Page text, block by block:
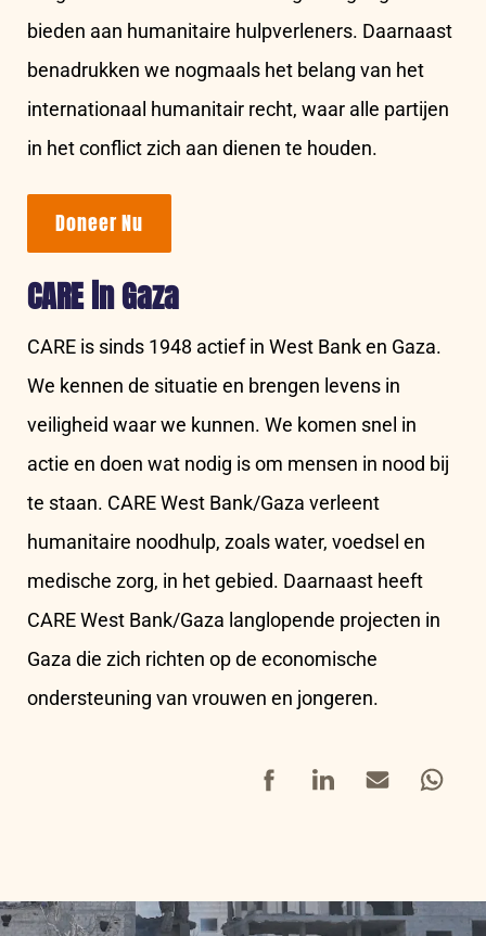
bieden aan humanitaire hulpverleners. Daarnaast
benadrukken we nogmaals het belang van het
internationaal humanitair recht, waar alle partijen
in het conflict zich aan dienen te houden.
Doneer Nu
CARE in Gaza
CARE is sinds 1948 actief in West Bank en Gaza.
We kennen de situatie en brengen levens in
veiligheid waar we kunnen. We komen snel in
actie en doen wat nodig is om mensen in nood bij
te staan. CARE West Bank/Gaza verleent
humanitaire noodhulp, zoals water, voedsel en
medische zorg, in het gebied. Daarnaast heeft
CARE West Bank/Gaza langlopende projecten in
Gaza die zich richten op de economische
ondersteuning van vrouwen en jongeren.
FacebookLinkedInMail